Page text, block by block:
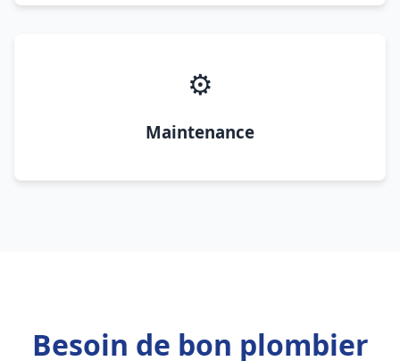
⚙️
Maintenance
Besoin de bon plombier